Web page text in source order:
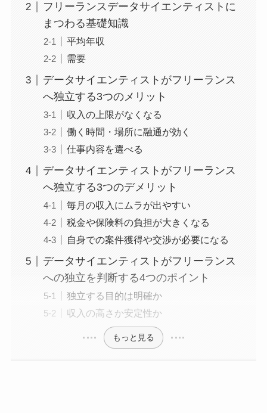
フリーランスデータサイエンティストに
まつわる基礎知識
平均年収
需要
データサイエンティストがフリーランス
へ独立する3つのメリット
収入の上限がなくなる
働く時間・場所に融通が効く
仕事内容を選べる
データサイエンティストがフリーランス
へ独立する3つのデメリット
毎月の収入にムラが出やすい
税金や保険料の負担が大きくなる
自身での案件獲得や交渉が必要になる
データサイエンティストがフリーランス
への独立を判断する4つのポイント
独立する目的は明確か
収入の高さか安定性か
もっと見る